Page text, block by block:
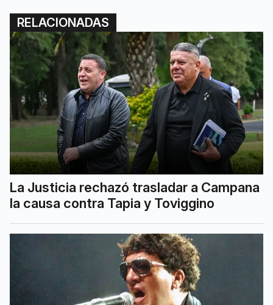
RELACIONADAS
La Justicia rechazó trasladar a Campana
la causa contra Tapia y Toviggino